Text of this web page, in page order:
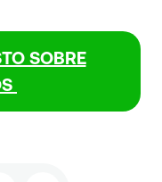
SOBRE